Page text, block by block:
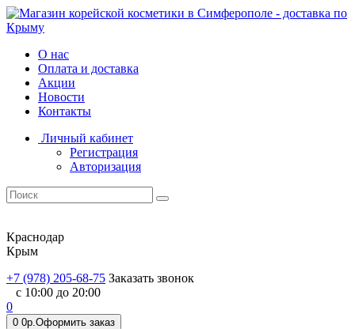
О нас
Оплата и доставка
Акции
Новости
Контакты
Личный кабинет
Регистрация
Авторизация
Краснодар
Крым
+7 (978) 205-68-75 Заказать звонок
с 10:00 до 20:00
0
0 0р.Оформить заказ